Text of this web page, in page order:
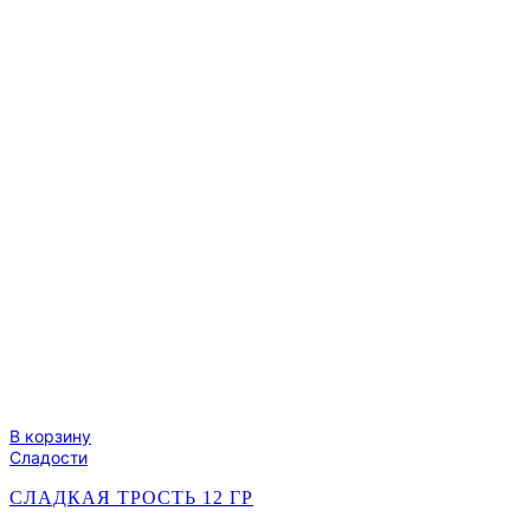
В корзину
Сладости
СЛАДКАЯ ТРОСТЬ 12 ГР